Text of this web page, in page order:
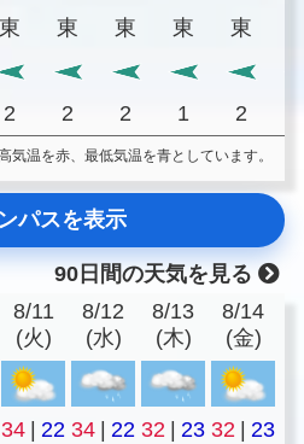
東
東 東 東 東
2 2 2 1 2
温を赤、最低気温を青としています。
パスを表示
90日間の天気を見る
8/11
(火)
8/12
(水)
8/13
(木)
8/14
(金)
34 22 34 22 32 23 32
23